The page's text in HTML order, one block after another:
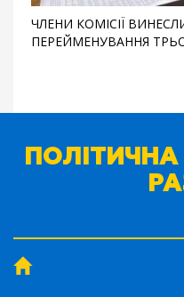
ЧЛЕНИ КОМІСІЇ
ПЕРЕЙМЕНУВАННЯ
ПОЛІТИЧНА